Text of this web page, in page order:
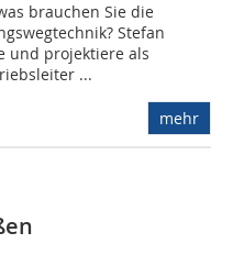
brauchen Sie die
Stefan
und projektiere als
...
mehr